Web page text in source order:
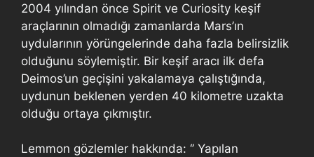
2004 yılından önce Spirit ve Curiosity keşif
araçlarının olmadığı zamanlarda Mars’ın
uydularının yörüngelerinde daha fazla belirsizlik
olduğunu söylemiştir. Bir keşif aracı ilk defa
Deimos’un geçişini yakalamaya çalıştığında,
uydunun beklenen yerden 40 kilometre uzakta
olduğu ortaya çıkmıştır.
Lemmon gözlemler hakkında: ‘’ Yapılan